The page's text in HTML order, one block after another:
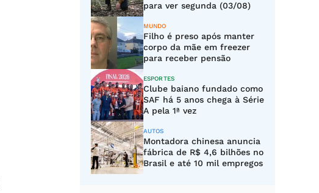
para ver segunda (03/08)
MUNDO
Filho é preso após manter
corpo da mãe em freezer
para receber pensão
ESPORTES
Clube baiano fundado como
SAF há 5 anos chega à Série
A pela 1ª vez
AUTOS
Montadora chinesa anuncia
fábrica de R$ 4,6 bilhões no
Brasil e até 10 mil empregos